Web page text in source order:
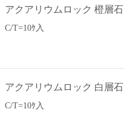
アクアリウムロック 橙層石
C/T=10ｹ入
アクアリウムロック 白層石
C/T=10ｹ入